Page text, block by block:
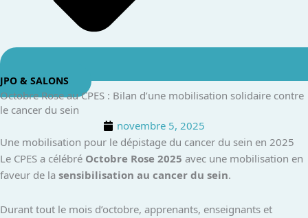
JPO & SALONS
Octobre Rose au CPES : Bilan d’une mobilisation solidaire contre
le cancer du sein
novembre 5, 2025
Une mobilisation pour le dépistage du cancer du sein en 2025
Le CPES a célébré Octobre Rose 2025 avec une mobilisation en
faveur de la sensibilisation au cancer du sein.
Durant tout le mois d’octobre, apprenants, enseignants et